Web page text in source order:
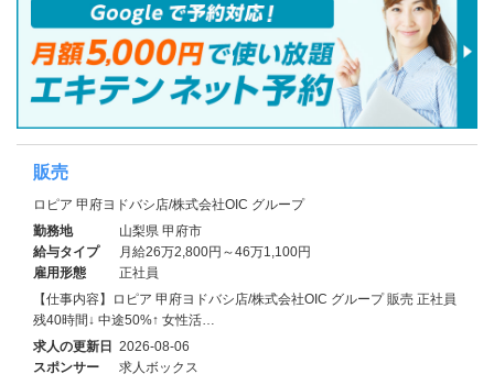
販売
ロピア 甲府ヨドバシ店/株式会社OIC グループ
勤務地
山梨県 甲府市
給与タイプ
月給26万2,800円～46万1,100円
雇用形態
正社員
【仕事内容】ロピア 甲府ヨドバシ店/株式会社OIC グループ 販売 正社員
残40時間↓ 中途50%↑ 女性活…
求人の更新日 2026-08-06
スポンサー
求人ボックス